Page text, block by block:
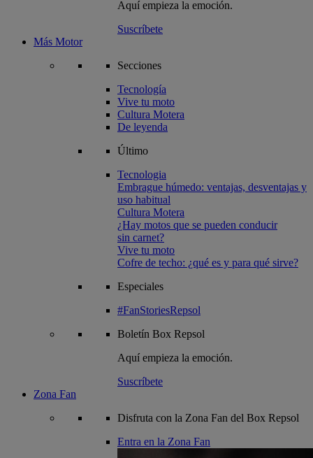
Aquí empieza la emoción.
Suscríbete
Más Motor
Secciones
Tecnología
Vive tu moto
Cultura Motera
De leyenda
Último
Tecnologia
Embrague húmedo: ventajas, desventajas y
uso habitual
Cultura Motera
¿Hay motos que se pueden conducir
sin carnet?
Vive tu moto
Cofre de techo: ¿qué es y para qué sirve?
Especiales
#FanStoriesRepsol
Boletín Box Repsol
Aquí empieza la emoción.
Suscríbete
Zona Fan
Disfruta con la Zona Fan del Box Repsol
Entra en la Zona Fan